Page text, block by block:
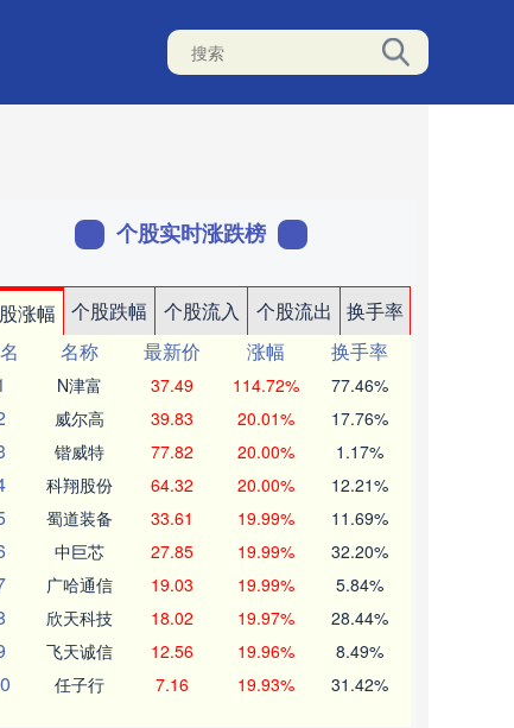
个股实时涨跌榜
涨幅 个股跌幅 个股流入 个股流出
换手率
名称 最新价 涨幅
换手率
N津富 37.49 114.72% 77.46%
威尔高 39.83 20.01% 17.76%
锴威特 77.82 20.00% 1.17%
科翔股份 64.32 20.00% 12.21%
蜀道装备 33.61 19.99% 11.69%
中巨芯 27.85 19.99% 32.20%
广哈通信 19.03 19.99% 5.84%
欣天科技 18.02 19.97% 28.44%
飞天诚信 12.56 19.96% 8.49%
任子行 7.16 19.93% 31.42%